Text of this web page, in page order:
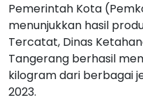
Pemerintah Kota
menunjukkan hasil
Tercatat, Dinas
Tangerang berhasil
kilogram dari berbagai
2023.